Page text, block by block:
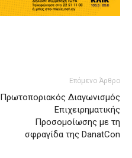
Επόμενο Άρθρο
Πρωτοποριακός Διαγωνισμός
Επιχειρηματικής
Προσομοίωσης με τη
σφραγίδα της DanatCon